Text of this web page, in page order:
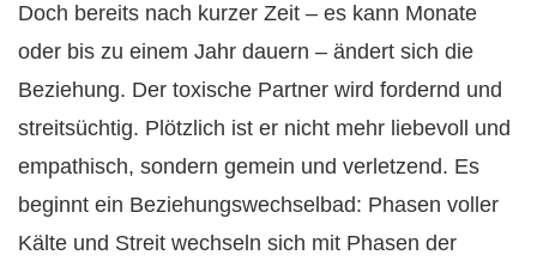
Doch bereits nach kurzer Zeit – es kann Monate
oder bis zu einem Jahr dauern – ändert sich die
Beziehung. Der toxische Partner wird fordernd und
streitsüchtig. Plötzlich ist er nicht mehr liebevoll und
empathisch, sondern gemein und verletzend. Es
beginnt ein Beziehungswechselbad: Phasen voller
Kälte und Streit wechseln sich mit Phasen der